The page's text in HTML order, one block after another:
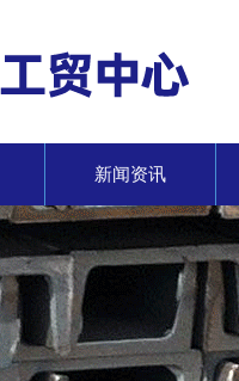
新闻资讯